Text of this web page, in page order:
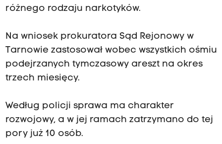
różnego rodzaju narkotyków.
Na wniosek prokuratora Sąd Rejonowy w
Tarnowie zastosował wobec wszystkich ośmiu
podejrzanych tymczasowy areszt na okres
trzech miesięcy.
Według policji sprawa ma charakter
rozwojowy, a w jej ramach zatrzymano do tej
pory już 10 osób.